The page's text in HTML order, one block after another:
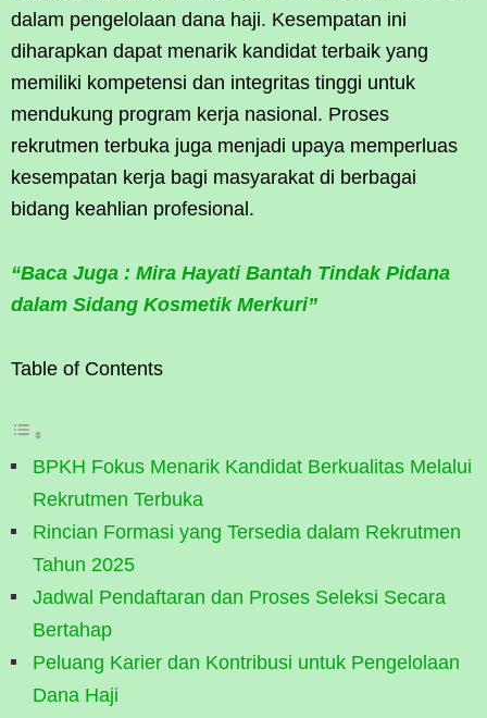
dalam pengelolaan dana haji. Kesempatan ini
diharapkan dapat menarik kandidat terbaik yang
memiliki kompetensi dan integritas tinggi untuk
mendukung program kerja nasional. Proses
rekrutmen terbuka juga menjadi upaya memperluas
kesempatan kerja bagi masyarakat di berbagai
bidang keahlian profesional.
“Baca Juga : Mira Hayati Bantah Tindak Pidana
dalam Sidang Kosmetik Merkuri”
Table of Contents
BPKH Fokus Menarik Kandidat Berkualitas Melalui
Rekrutmen Terbuka
Rincian Formasi yang Tersedia dalam Rekrutmen
Tahun 2025
Jadwal Pendaftaran dan Proses Seleksi Secara
Bertahap
Peluang Karier dan Kontribusi untuk Pengelolaan
Dana Haji